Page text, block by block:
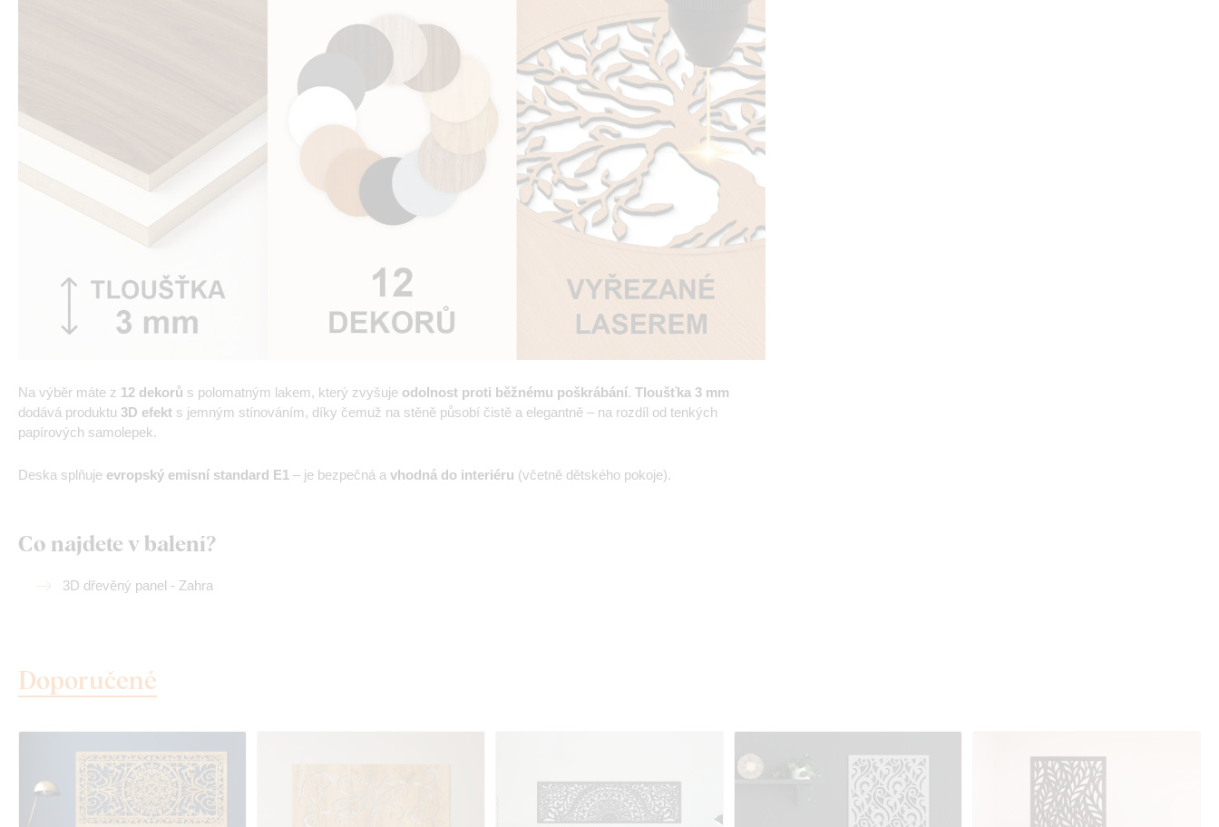
Na výběr máte z 12 dekorů s polomatným lakem, který zvyšuje odolnost proti běžnému poškrábání. Tloušťka 3 mm
dodává produktu 3D efekt s jemným stínováním, díky čemuž na stěně působí čistě a elegantně – na rozdíl od tenkých
papírových samolepek.
Deska splňuje evropský emisní standard E1 – je bezpečná a vhodná do interiéru (včetně dětského pokoje).
Co najdete v balení?
3D dřevěný panel - Zahra
Doporučené